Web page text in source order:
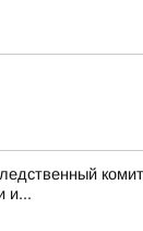
и...